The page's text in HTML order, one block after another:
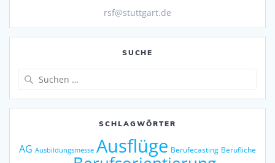
rsf@stuttgart.de
SUCHE
SCHLAGWÖRTER
AG Ausbildungsmesse Ausflüge Berufecasting Berufliche